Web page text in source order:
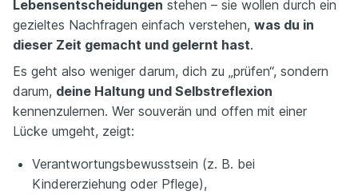
Lebensentscheidungen stehen – sie wollen durch ein
gezieltes Nachfragen einfach verstehen, was du in
dieser Zeit gemacht und gelernt hast.
Es geht also weniger darum, dich zu „prüfen“, sondern
darum, deine Haltung und Selbstreflexion
kennenzulernen. Wer souverän und offen mit einer
Lücke umgeht, zeigt:
Verantwortungsbewusstsein (z. B. bei
Kindererziehung oder Pflege),